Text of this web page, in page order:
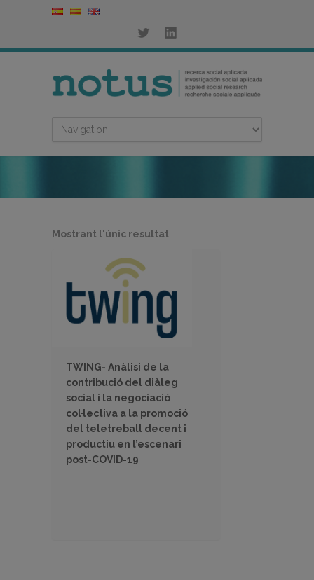
Mostrant l'únic resultat
TWING- Anàlisi de la
contribució del diàleg
social i la negociació
col·lectiva a la promoció
del teletreball decent i
productiu en l’escenari
post-COVID-19